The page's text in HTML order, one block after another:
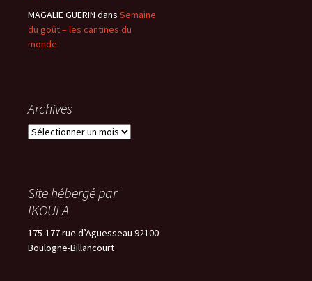
MAGALIE GUERIN dans Semaine
du goût – les cantines du
monde
Archives
Archives
Site hébergé par
IKOULA
175-177 rue d’Aguesseau 92100
Boulogne-Billancourt